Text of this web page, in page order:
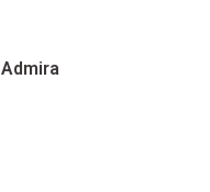
Admira